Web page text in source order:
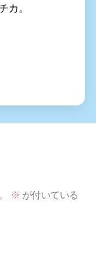
カ。
※ が付いている